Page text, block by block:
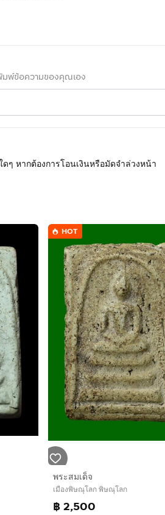
พ์ข้อความของคุณเอง
ๆ หากต้องการโอนเงินหรือมัดจำล่วงหน้า
HOT
พระสมเด็จ
เมืองพิษณุโลก พิษณุโลก
฿ 2,500